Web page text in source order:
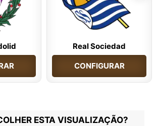
Real Sociedad
CONFIGURAR
ESTA VISUALIZAÇÃO?